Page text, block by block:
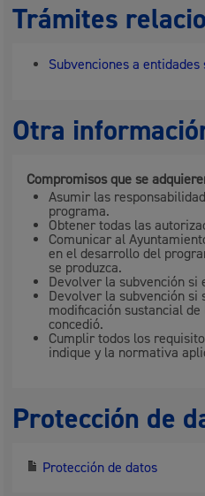
Trámites
Subvenciones a
Otra
Compromisos que se
Asumir las
programa.
Obtener todas las
Comunicar al
en el desarrollo del
se produzca.
Devolver la subvención si
Devolver la subvención si
modificación sustancial
concedió.
Cumplir todos los
indique y la normativa
Protección de
Protección de datos